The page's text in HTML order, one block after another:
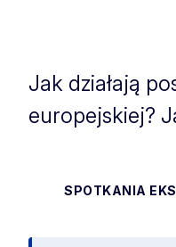
Jak działają
europejskiej?
SPOTKANIA